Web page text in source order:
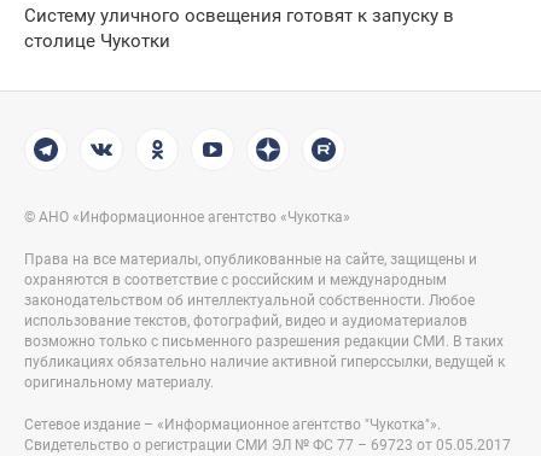
Систему уличного освещения готовят к запуску в
столице Чукотки
© АНО «Информационное агентство «Чукотка»
Права на все материалы, опубликованные на сайте, защищены и
охраняются в соответствие с российским и международным
законодательством об интеллектуальной собственности. Любое
использование текстов, фотографий, видео и аудиоматериалов
возможно только с письменного разрешения редакции СМИ. В таких
публикациях обязательно наличие активной гиперссылки, ведущей к
оригинальному материалу.
Сетевое издание – «Информационное агентство "Чукотка"».
Свидетельство о регистрации СМИ ЭЛ № ФС 77 – 69723 от 05.05.2017